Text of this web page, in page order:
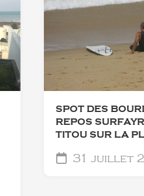
SPOT DES
REPOS
TITOU SUR LA
31 juillet